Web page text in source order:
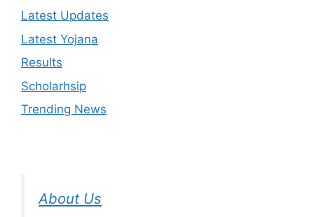
Latest Updates
Latest Yojana
Results
Scholarhsip
Trending News
About Us